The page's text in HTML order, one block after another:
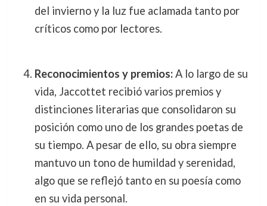
del invierno y la luz fue aclamada tanto por
críticos como por lectores.
Reconocimientos y premios:A lo largo de su
vida, Jaccottet recibió varios premios y
distinciones literarias que consolidaron su
posición como uno de los grandes poetas de
su tiempo. A pesar de ello, su obra siempre
mantuvo un tono de humildad y serenidad,
algo que se reflejó tanto en su poesía como
en su vida personal.